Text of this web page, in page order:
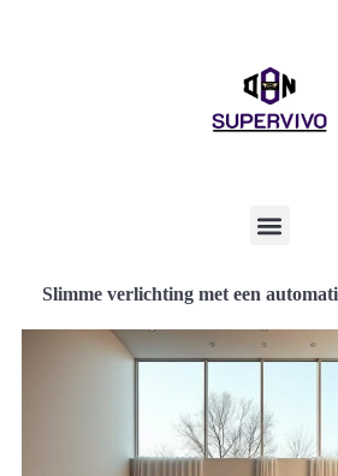
Slimme verlichting met een